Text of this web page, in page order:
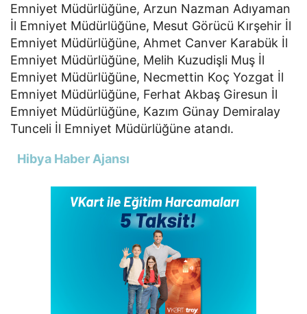
Emniyet Müdürlüğüne, Arzun Nazman Adıyaman
İl Emniyet Müdürlüğüne, Mesut Görücü Kırşehir İl
Emniyet Müdürlüğüne, Ahmet Canver Karabük İl
Emniyet Müdürlüğüne, Melih Kuzudişli Muş İl
Emniyet Müdürlüğüne, Necmettin Koç Yozgat İl
Emniyet Müdürlüğüne, Ferhat Akbaş Giresun İl
Emniyet Müdürlüğüne, Kazım Günay Demiralay
Tunceli İl Emniyet Müdürlüğüne atandı.
Hibya Haber Ajansı